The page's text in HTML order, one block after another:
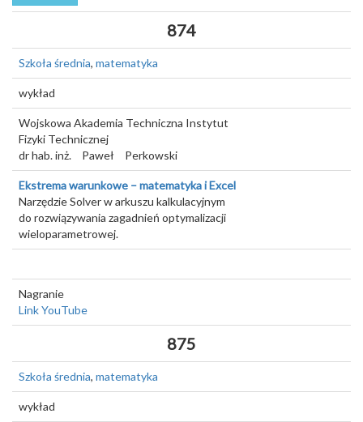
874
Szkoła średnia, matematyka
wykład
Wojskowa Akademia Techniczna Instytut
Fizyki Technicznej
dr hab. inż.
Paweł Perkowski
Ekstrema warunkowe – matematyka i Excel
Narzędzie Solver w arkuszu kalkulacyjnym
do rozwiązywania zagadnień optymalizacji
wieloparametrowej.
Nagranie
Link YouTube
875
Szkoła średnia, matematyka
wykład